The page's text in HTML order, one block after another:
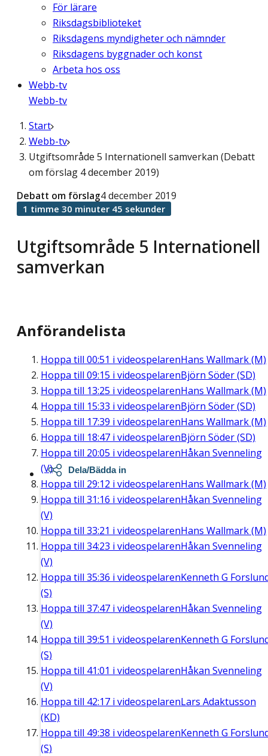
För lärare
Riksdagsbiblioteket
Riksdagens myndigheter och nämnder
Riksdagens byggnader och konst
Arbeta hos oss
Webb-tv
Webb-tv
Start
Webb-tv
Utgiftsområde 5 Internationell samverkan (Debatt
om förslag 4 december 2019)
Utgiftsområde 5 Internationell
samverkan
Debatt om förslag4 december 2019
1 timme 30 minuter 45 sekunder
Anförandelista
Hoppa till 00:51 i videospelarenHans Wallmark (M)
Hoppa till 09:15 i videospelarenBjörn Söder (SD)
Hoppa till 13:25 i videospelarenHans Wallmark (M)
Hoppa till 15:33 i videospelarenBjörn Söder (SD)
Hoppa till 17:39 i videospelarenHans Wallmark (M)
Hoppa till 18:47 i videospelarenBjörn Söder (SD)
Hoppa till 20:05 i videospelarenHåkan Svenneling
(V)
Hoppa till 29:12 i videospelarenHans Wallmark (M)
Hoppa till 31:16 i videospelarenHåkan Svenneling
(V)
Hoppa till 33:21 i videospelarenHans Wallmark (M)
Hoppa till 34:23 i videospelarenHåkan Svenneling
(V)
Hoppa till 35:36 i videospelarenKenneth G
(S)
Hoppa till 37:47 i videospelarenHåkan Svenneling
(V)
Hoppa till 39:51 i videospelarenKenneth G
(S)
Hoppa till 41:01 i videospelarenHåkan Svenneling
(V)
Hoppa till 42:17 i videospelarenLars Adaktusson
(KD)
Hoppa till 49:38 i videospelarenKenneth G
(S)
Dela/Bädda in